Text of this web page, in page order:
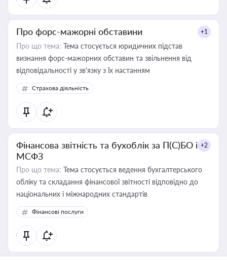
Про форс-мажорні обставини +1
Про що тема: Тема стосується юридичних підстав
визнання форс-мажорних обставин та звільнення від
відповідальності у зв'язку з їх настанням
Страхова діяльність
Фінансова звітність та бухоблік за П(С)БО і
МСФЗ
+2
Про що тема: Тема стосується ведення бухгалтерського
обліку та складання фінансової звітності відповідно до
національних і міжнародних стандартів
Фінансові послуги